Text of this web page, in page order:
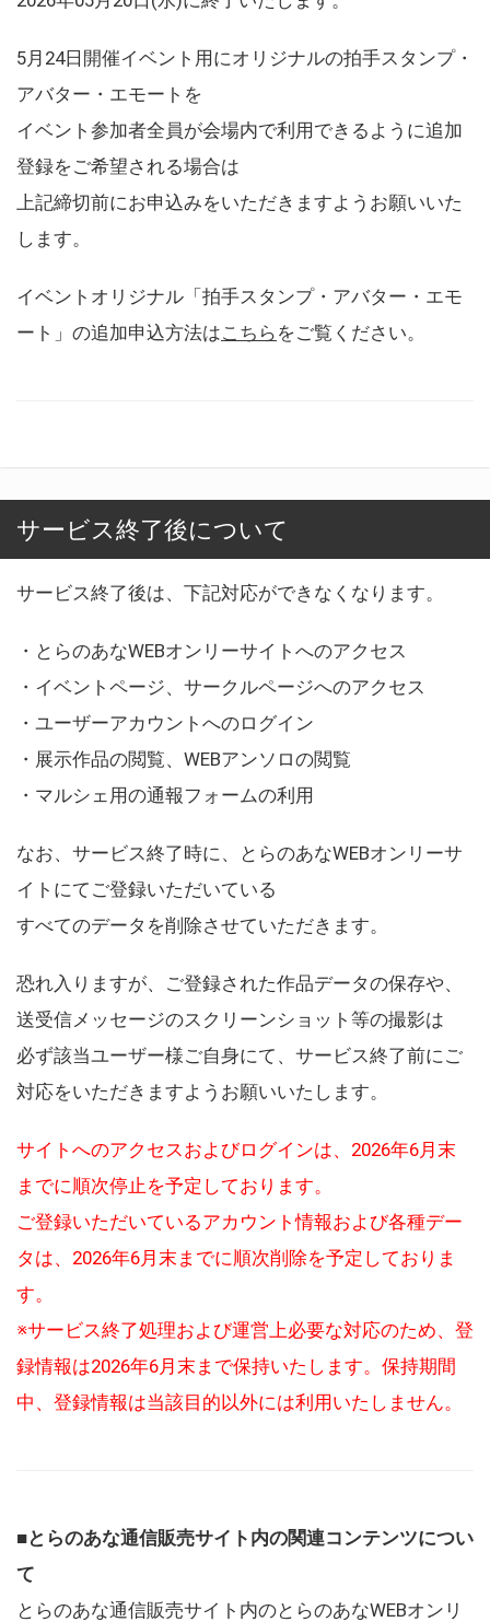
5月24日開催イベント用にオリジナルの拍手スタンプ・
アバター・エモートを
イベント参加者全員が会場内で利用できるように追加
登録をご希望される場合は
上記締切前にお申込みをいただきますようお願いいた
します。
イベントオリジナル「拍手スタンプ・アバター・エモ
ート」の追加申込方法はこちら をご覧ください。
サービス終了後について
サービス終了後は、下記対応ができなくなります。
・とらのあなWEBオンリーサイトへのアクセス
・イベントページ、サークルページへのアクセス
・ユーザーアカウントへのログイン
・展示作品の閲覧、WEBアンソロの閲覧
・マルシェ用の通報フォームの利用
なお、サービス終了時に、とらのあなWEBオンリーサ
イトにてご登録いただいている
すべてのデータを削除させていただきます。
恐れ入りますが、ご登録された作品データの保存や、
送受信メッセージのスクリーンショット等の撮影は
必ず該当ユーザー様ご自身にて、サービス終了前にご
対応をいただきますようお願いいたします。
サイトへのアクセスおよびログインは、2026年6月末
までに順次停止を予定しております。
ご登録いただいているアカウント情報および各種デー
タは、2026年6月末までに順次削除を予定しておりま
す。
※サービス終了処理および運営上必要な対応のため、登
録情報は2026年6月末まで保持いたします。保持期間
中、登録情報は当該目的以外には利用いたしません。
■とらのあな通信販売サイト内の関連コンテンツについ
て
とらのあな通信販売サイト内のとらのあなWEBオンリ